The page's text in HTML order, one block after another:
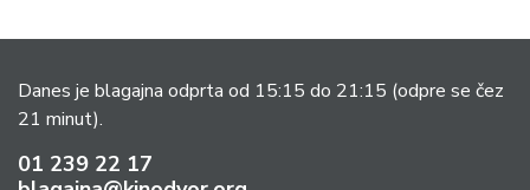
Danes je blagajna odprta od 15:15 do 21:15 (odpre se čez
21 minut).
01 239 22 17